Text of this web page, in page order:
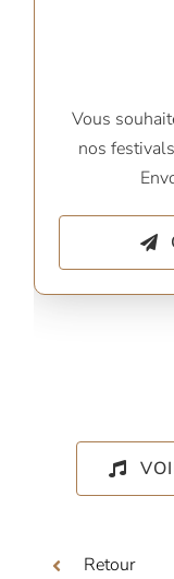
Vous
nos
Retour